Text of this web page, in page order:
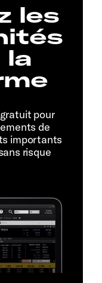
les
la
pour
de
importants
risque